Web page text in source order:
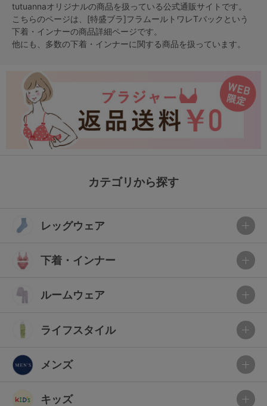
tutuannaオリジナルの商品を扱っている公式通販サイトです。
こちらのページは、[特盛ブラ]フラムールトワレTバックという
下着・インナーの商品詳細ページです。
他にも、多数の下着・インナーに関する商品を扱っています。
カテゴリから探す
レッグウェア
下着・インナー
ルームウェア
ライフスタイル
メンズ
キッズ